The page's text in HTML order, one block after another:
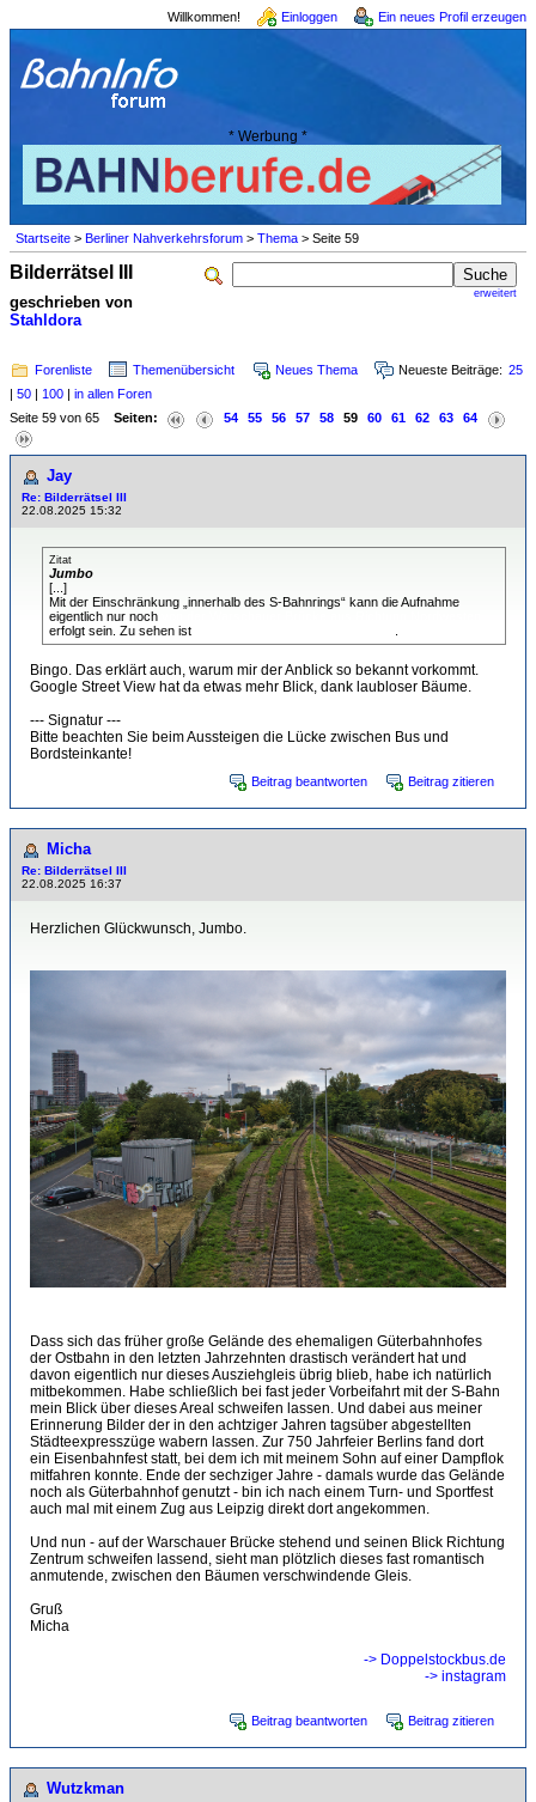
Willkommen! Einloggen Ein neues Profil erzeugen
* Werbung *
Startseite > Berliner Nahverkehrsforum > Thema > Seite 59
erweitert
Bilderrätsel III
geschrieben von
Stahldora
Forenliste Themenübersicht Neues Thema Neueste Beiträge: 25
| 50 | 100 | in allen Foren
Seite 59 von 65 Seiten: 54 55 56 57 58 59 60 61 62 63 64
Jay
Re: Bilderrätsel III
22.08.2025 15:32
Zitat
Jumbo
[...]
Mit der Einschränkung „innerhalb des S-Bahnrings“ kann die Aufnahme
eigentlich nur noch
erfolgt sein. Zu sehen ist
Bingo. Das erklärt auch, warum mir der Anblick so bekannt vorkommt.
Google Street View hat da etwas mehr Blick, dank laubloser Bäume.
--- Signatur ---
Bitte beachten Sie beim Aussteigen die Lücke zwischen Bus und
Bordsteinkante!
Beitrag beantworten Beitrag zitieren
Micha
Re: Bilderrätsel III
22.08.2025 16:37
Herzlichen Glückwunsch, Jumbo.
Dass sich das früher große Gelände des ehemaligen Güterbahnhofes
der Ostbahn in den letzten Jahrzehnten drastisch verändert hat und
davon eigentlich nur dieses Ausziehgleis übrig blieb, habe ich natürlich
mitbekommen. Habe schließlich bei fast jeder Vorbeifahrt mit der S-Bahn
mein Blick über dieses Areal schweifen lassen. Und dabei aus meiner
Erinnerung Bilder der in den achtziger Jahren tagsüber abgestellten
Städteexpresszüge wabern lassen. Zur 750 Jahrfeier Berlins fand dort
ein Eisenbahnfest statt, bei dem ich mit meinem Sohn auf einer Dampflok
mitfahren konnte. Ende der sechziger Jahre - damals wurde das Gelände
noch als Güterbahnhof genutzt - bin ich nach einem Turn- und Sportfest
auch mal mit einem Zug aus Leipzig direkt dort angekommen.
Und nun - auf der Warschauer Brücke stehend und seinen Blick Richtung
Zentrum schweifen lassend, sieht man plötzlich dieses fast romantisch
anmutende, zwischen den Bäumen verschwindende Gleis.
Gruß
Micha
-> Doppelstockbus.de
-> instagram
Beitrag beantworten Beitrag zitieren
Wutzkman